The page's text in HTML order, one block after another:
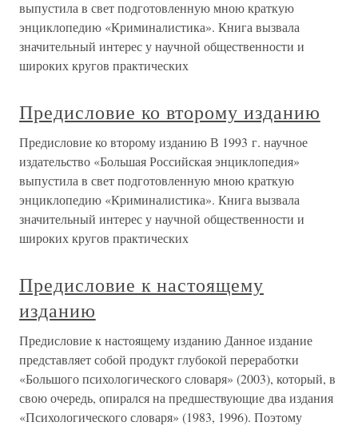
выпустила в свет подготовленную мною краткую
энциклопедию «Криминалистика». Книга вызвала
значительный интерес у научной общественности и
широких кругов практических
Предисловие ко второму изданию
Предисловие ко второму изданию В 1993 г. научное
издательство «Большая Российская энциклопедия»
выпустила в свет подготовленную мною краткую
энциклопедию «Криминалистика». Книга вызвала
значительный интерес у научной общественности и
широких кругов практических
Предисловие к настоящему
изданию
Предисловие к настоящему изданию Данное издание
представляет собой продукт глубокой переработки
«Большого психологического словаря» (2003), который, в
свою очередь, опирался на предшествующие два издания
«Психологического словаря» (1983, 1996). Поэтому